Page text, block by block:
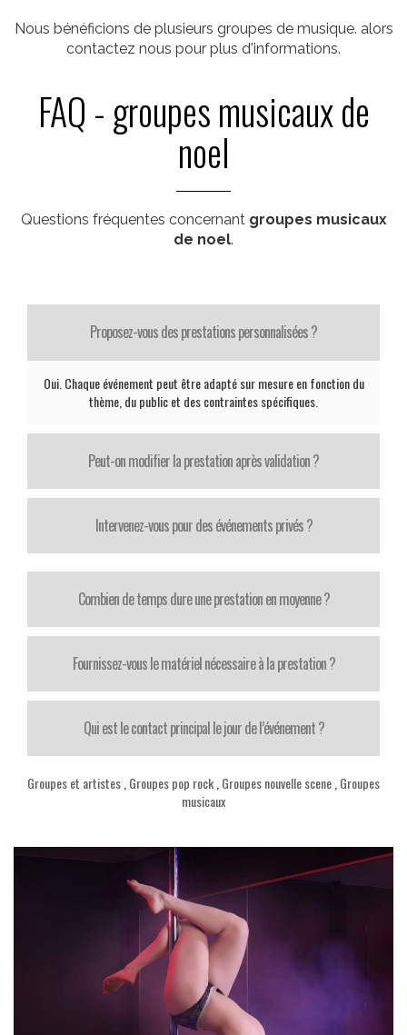
Nous bénéficions de plusieurs groupes de musique. alors
contactez nous pour plus d'informations.
FAQ - groupes musicaux de
noel
Questions fréquentes concernant groupes musicaux
de noel.
Proposez-vous des prestations personnalisées ?
Oui. Chaque événement peut être adapté sur mesure en fonction du
thème, du public et des contraintes spécifiques.
Peut-on modifier la prestation après validation ?
Intervenez-vous pour des événements privés ?
Combien de temps dure une prestation en moyenne ?
Fournissez-vous le matériel nécessaire à la prestation ?
Qui est le contact principal le jour de l’événement ?
Groupes et artistes Groupes pop rock Groupes nouvelle scene Groupes
musicaux